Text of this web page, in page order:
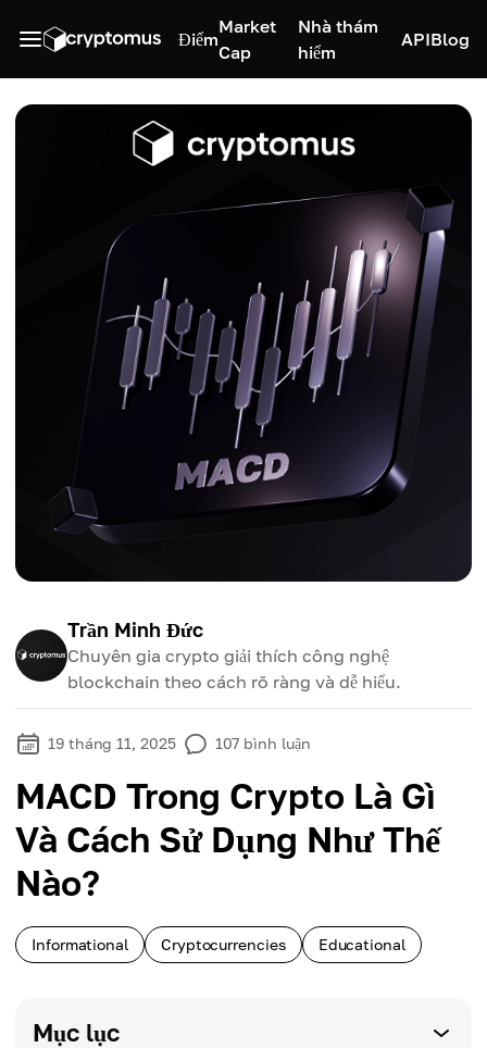
Điểm
Market
Cap
Nhà thám
hiểm
APIBlog
Trần Minh Đức
Chuyên gia crypto giải thích công nghệ
blockchain theo cách rõ ràng và dễ hiểu.
19 tháng 11, 2025 107 bình luận
MACD Trong Crypto Là Gì
Và Cách Sử Dụng Như Thế
Nào?
Informational Cryptocurrencies Educational
Mục lục